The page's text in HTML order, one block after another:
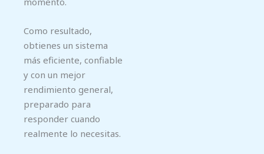
Como resultado,
obtienes un sistema
más eficiente, confiable
y con un mejor
rendimiento general,
preparado para
responder cuando
realmente lo necesitas.